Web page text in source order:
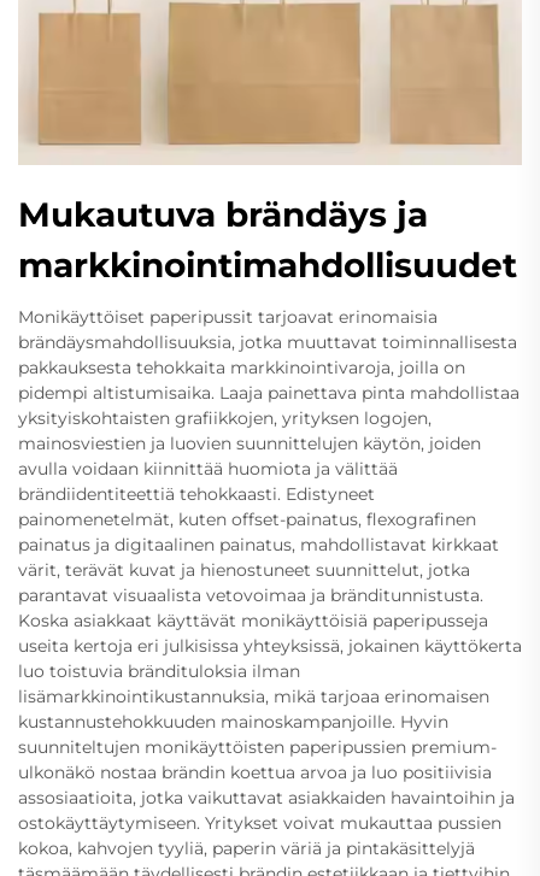
Mukautuva brändäys ja
markkinointimahdollisuudet
Monikäyttöiset paperipussit tarjoavat erinomaisia
brändäysmahdollisuuksia, jotka muuttavat toiminnallisesta
pakkauksesta tehokkaita markkinointivaroja, joilla on
pidempi altistumisaika. Laaja painettava pinta mahdollistaa
yksityiskohtaisten grafiikkojen, yrityksen logojen,
mainosviestien ja luovien suunnittelujen käytön, joiden
avulla voidaan kiinnittää huomiota ja välittää
brändiidentiteettiä tehokkaasti. Edistyneet
painomenetelmät, kuten offset-painatus, flexografinen
painatus ja digitaalinen painatus, mahdollistavat kirkkaat
värit, terävät kuvat ja hienostuneet suunnittelut, jotka
parantavat visuaalista vetovoimaa ja bränditunnistusta.
Koska asiakkaat käyttävät monikäyttöisiä paperipusseja
useita kertoja eri julkisissa yhteyksissä, jokainen käyttökerta
luo toistuvia brändituloksia ilman
lisämarkkinointikustannuksia, mikä tarjoaa erinomaisen
kustannustehokkuuden mainoskampanjoille. Hyvin
suunniteltujen monikäyttöisten paperipussien premium-
ulkonäkö nostaa brändin koettua arvoa ja luo positiivisia
assosiaatioita, jotka vaikuttavat asiakkaiden havaintoihin ja
ostokäyttäytymiseen. Yritykset voivat mukauttaa pussien
kokoa, kahvojen tyyliä, paperin väriä ja pintakäsittelyjä